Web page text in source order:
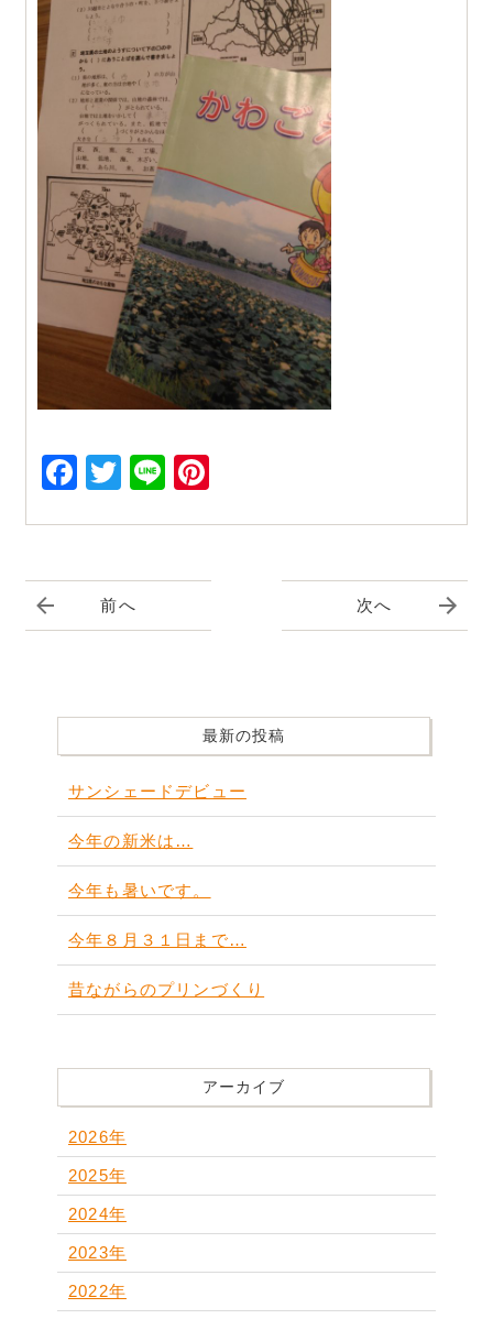
Facebook
Twitter
Line
前へ 次へ
最新の投稿
サンシェードデビュー
今年の新米は…
今年も暑いです。
今年８月３１日まで…
昔ながらのプリンづくり
アーカイブ
2026年
2025年
2024年
2023年
2022年